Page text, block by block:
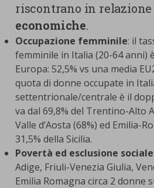
riscontrano in relazione
economiche.
Occupazione femminile: il
femminile in Italia (20-64 anni)
Europa: 52,5% vs una media
quota di donne occupate in
settentrionale/centrale è il
va dal 69,8% del Trentino-Alto
Valle d’Aosta (68%) ed Emilia-
31,5% della Sicilia.
Povertà ed esclusione sociale
Adige, Friuli-Venezia Giulia,
Emilia Romagna circa 2 donne